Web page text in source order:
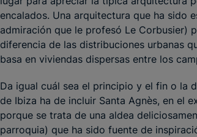
encalados. Una arquitectura que ha sido
admiración que le profesó Le Corbusier)
diferencia de las distribuciones urbanas
basa en viviendas dispersas entre los
Da igual cuál sea el principio y el fin o la
de Ibiza ha de incluir Santa Agnès, en el
porque se trata de una aldea
parroquia) que ha sido fuente de